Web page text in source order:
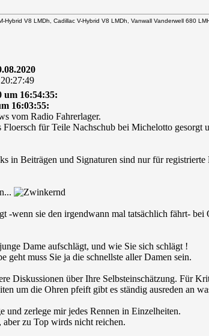
Hybrid V8 LMDh, Cadillac V-Hybrid V8 LMDh, Vanwall Vanderwell 680
um 16:54:35:
16:03:55:
vom Radio Fahrerlager.
für Teile Nachschub bei Michelotto gesorgt
in Beiträgen und Signaturen sind nur für
-wenn sie den irgendwann mal tatsächlich fährt-
Dame aufschlägt, und wie Sie sich schlägt !
geht muss Sie ja die schnellste aller Damen sein.
Diskussionen über Ihre Selbsteinschätzung. Für
um die Ohren pfeift gibt es ständig ausreden an
und zerlege mir jedes Rennen in Einzelheiten.
zu Top wirds nicht reichen.